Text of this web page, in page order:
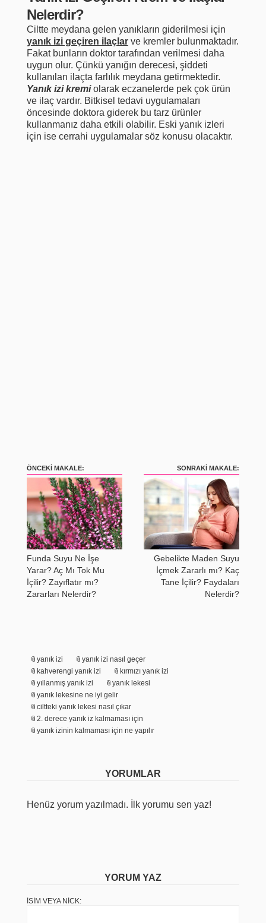
Nelerdir?
Ciltte meydana gelen yanıkların giderilmesi için
yanık izi geçiren ilaçlarve kremler bulunmaktadır.
Fakat bunların doktor tarafından verilmesi daha
uygun olur. Çünkü yanığın derecesi, şiddeti
kullanılan ilaçta farlılık meydana getirmektedir.
Yanık izi kremiolarak eczanelerde pek çok ürün
ve ilaç vardır. Bitkisel tedavi uygulamaları
öncesinde doktora giderek bu tarz ürünler
kullanmanız daha etkili olabilir. Eski yanık izleri
için ise cerrahi uygulamalar söz konusu olacaktır.
ÖNCEKI MAKALE:
Funda Suyu Ne İşe
Yarar? Aç Mı Tok Mu
İçilir? Zayıflatır mı?
Zararları Nelerdir?
SONRAKI MAKALE:
Gebelikte Maden Suyu
İçmek Zararlı mı? Kaç
Tane İçilir? Faydaları
Nelerdir?
yanık izi
yanık izi nasıl geçer
kahverengi yanık izi
kırmızı yanık izi
yıllanmış yanık izi
yanık lekesi
yanık lekesine ne iyi gelir
ciltteki yanık lekesi nasıl çıkar
2. derece yanık iz kalmaması için
yanık izinin kalmaması için ne yapılır
YORUMLAR
Henüz yorum yazılmadı. İlk yorumu sen yaz!
YORUM YAZ
İSIM VEYA NICK: